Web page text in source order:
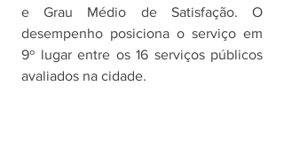
e Grau Médio de Satisfação. O
desempenho posiciona o serviço em
9º lugar entre os 16 serviços públicos
avaliados na cidade.